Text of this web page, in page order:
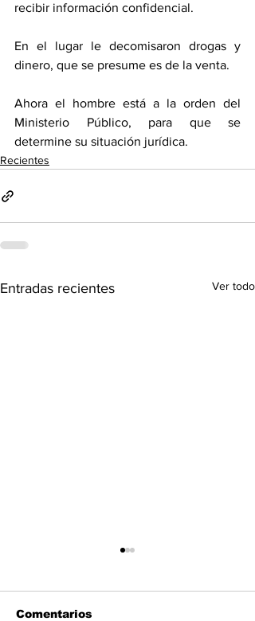
recibir información confidencial.
En el lugar le decomisaron drogas y
dinero, que se presume es de la venta.
Ahora el hombre está a la orden del
Ministerio Público, para que se
determine su situación jurídica.
Recientes
Entradas recientes Ver todo
Comentarios